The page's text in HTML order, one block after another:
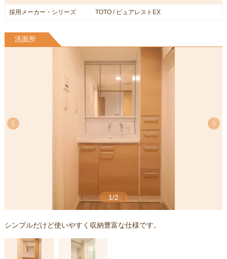
採用メーカー・シリーズ TOTO / ピュアレストEX
洗面所
1/2
《
《
シンプルだけど使いやすく収納豊富な仕様です。